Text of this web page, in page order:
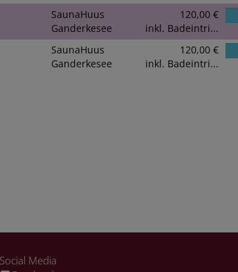
SaunaHuus
Ganderkesee
120,00 €
inkl. Badeintri...
SaunaHuus
Ganderkesee
120,00 €
inkl. Badeintri...
Social Media